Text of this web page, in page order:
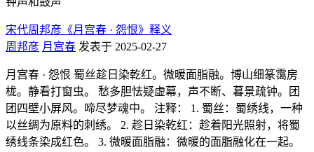
宋代周邦彦《月宫春 · 怨恨》释义
周邦彦 月宫春 发表于 2025-02-27
月宫春 · 怨恨 蜀丝趁日染乾红。微暖面脂融。博山细篆霭房
栊。静看打窗虫。 愁多胆怯疑虚幕，声不断、暮景疏钟。团
团四壁小屏风。啼尽梦魂中。 注释： 1. 蜀丝：蜀绣线，一种
以丝绸为原料的刺绣。 2. 趁日染乾红：趁着阳光照射，将蜀
绣线条染成红色。 3. 微暖面脂融：微暖的面脂融化在一起。